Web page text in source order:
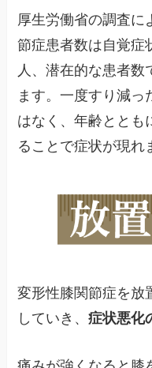
厚生労働省の調査に
節症患者数は自覚症
人、潜在的な患者
ます。一度すり減っ
はなく、年齢ととも
ることで症状が現れ
変形性膝関節症を放
していき、症状悪化